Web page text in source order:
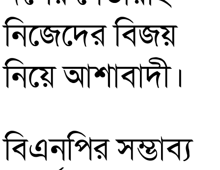
নিজেদের বিজয়
নিয়ে আশাবাদী।
বিএনপির সম্ভাব্য